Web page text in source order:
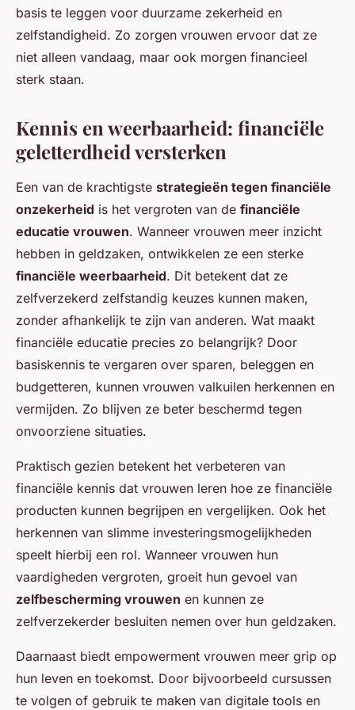
basis te leggen voor duurzame zekerheid en
zelfstandigheid. Zo zorgen vrouwen ervoor dat ze
niet alleen vandaag, maar ook morgen financieel
sterk staan.
Kennis en weerbaarheid: financiële
geletterdheid versterken
Een van de krachtigste strategieën tegen financiële
onzekerheid is het vergroten van de financiële
educatie vrouwen. Wanneer vrouwen meer inzicht
hebben in geldzaken, ontwikkelen ze een sterke
financiële weerbaarheid. Dit betekent dat ze
zelfverzekerd zelfstandig keuzes kunnen maken,
zonder afhankelijk te zijn van anderen. Wat maakt
financiële educatie precies zo belangrijk? Door
basiskennis te vergaren over sparen, beleggen en
budgetteren, kunnen vrouwen valkuilen herkennen en
vermijden. Zo blijven ze beter beschermd tegen
onvoorziene situaties.
Praktisch gezien betekent het verbeteren van
financiële kennis dat vrouwen leren hoe ze financiële
producten kunnen begrijpen en vergelijken. Ook het
herkennen van slimme investeringsmogelijkheden
speelt hierbij een rol. Wanneer vrouwen hun
vaardigheden vergroten, groeit hun gevoel van
zelfbescherming vrouwen en kunnen ze
zelfverzekerder besluiten nemen over hun geldzaken.
Daarnaast biedt empowerment vrouwen meer grip op
hun leven en toekomst. Door bijvoorbeeld cursussen
te volgen of gebruik te maken van digitale tools en